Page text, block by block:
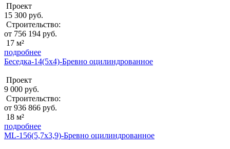
Проект
15 300 руб.
Строительство:
от 756 194 руб.
17 м²
подробнее
Беседка-14(5x4)-Бревно оцилиндрованное
Проект
9 000 руб.
Строительство:
от 936 866 руб.
18 м²
подробнее
ML-156(5,7x3,9)-Бревно оцилиндрованное